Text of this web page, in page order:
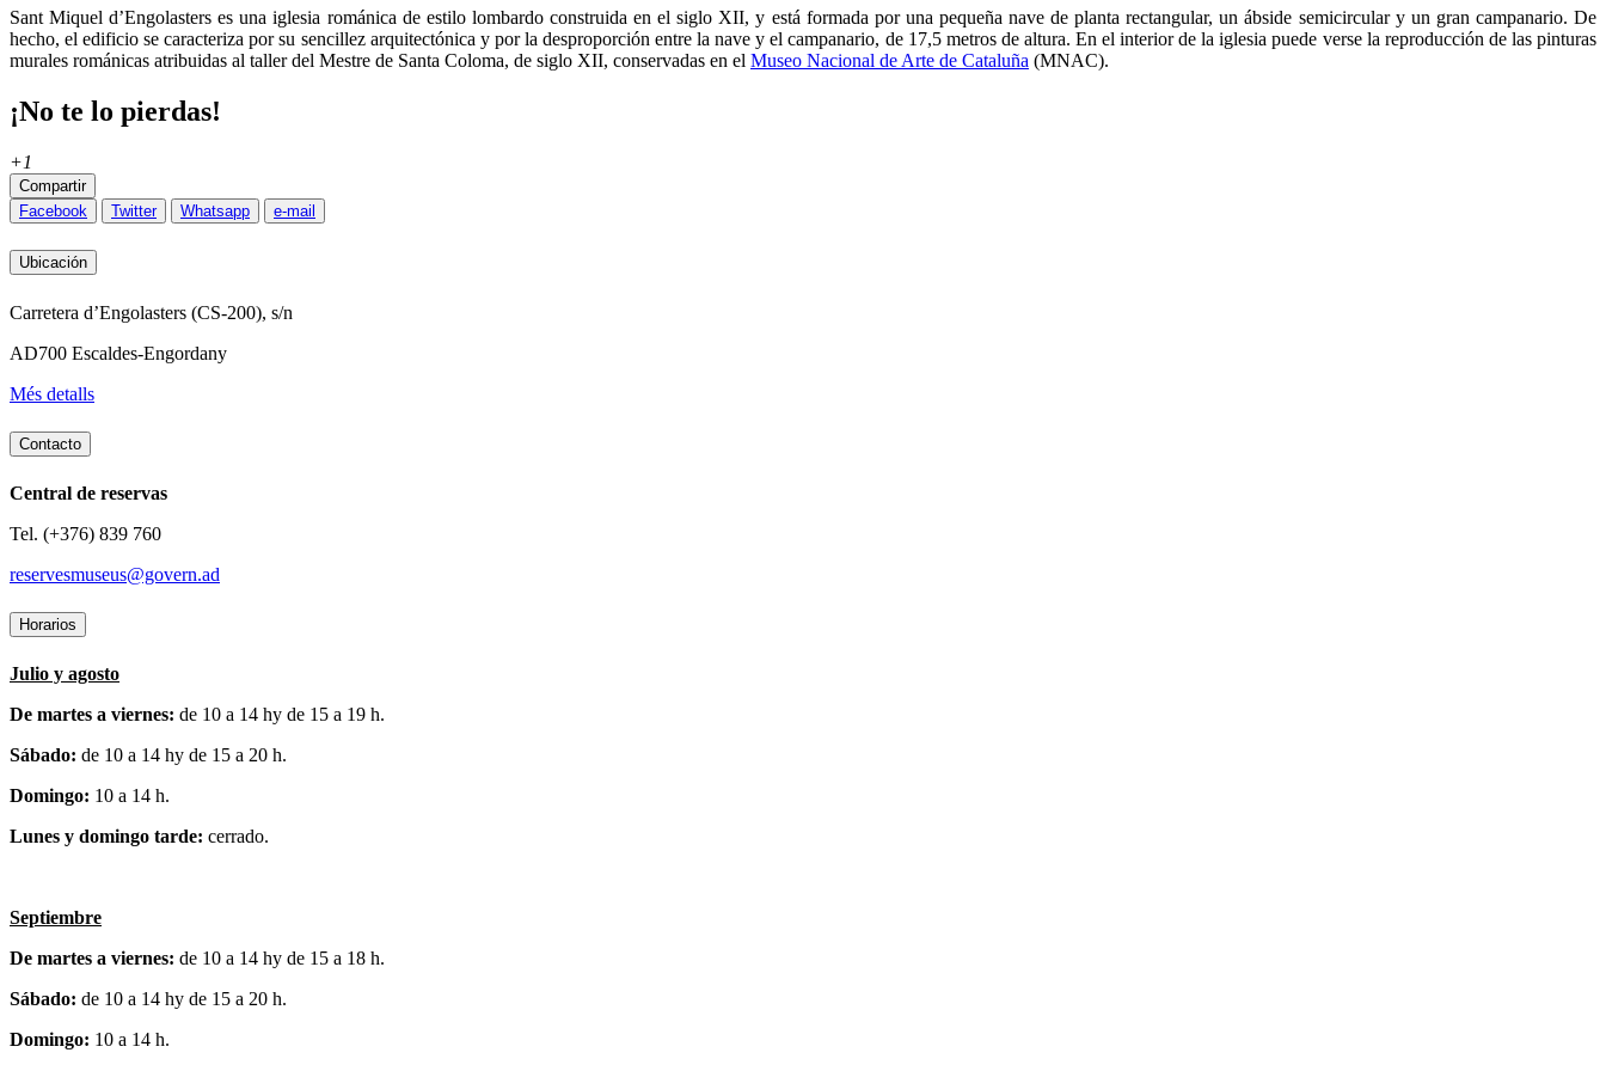
Sant Miquel d’Engolasters es una iglesia románica de estilo lombardo construida en el siglo XII, y está formada por una pequeña nave de planta rectangular, un ábside semicircular y un gran campanario. De
hecho, el edificio se caracteriza por su sencillez arquitectónica y por la desproporción entre la nave y el campanario, de 17,5 metros de altura. En el interior de la iglesia puede verse la reproducción de las pinturas
murales románicas atribuidas al taller del Mestre de Santa Coloma, de siglo XII, conservadas en el Museo Nacional de Arte de Cataluña (MNAC).
¡No te lo pierdas!
+1
Compartir
Facebook
Twitter Whatsapp e-mail
Ubicación
Carretera d’Engolasters (CS-200), s/n
AD700 Escaldes-Engordany
Més detalls
Contacto
Central de reservas
Tel. (+376) 839 760
reservesmuseus@govern.ad
Horarios
Julio y agosto
De martes a viernes: de 10 a 14 hy de 15 a 19 h.
Sábado: de 10 a 14 hy de 15 a 20 h.
Domingo: 10 a 14 h.
Lunes y domingo tarde: cerrado.
Septiembre
De martes a viernes: de 10 a 14 hy de 15 a 18 h.
Sábado: de 10 a 14 hy de 15 a 20 h.
Domingo: 10 a 14 h.